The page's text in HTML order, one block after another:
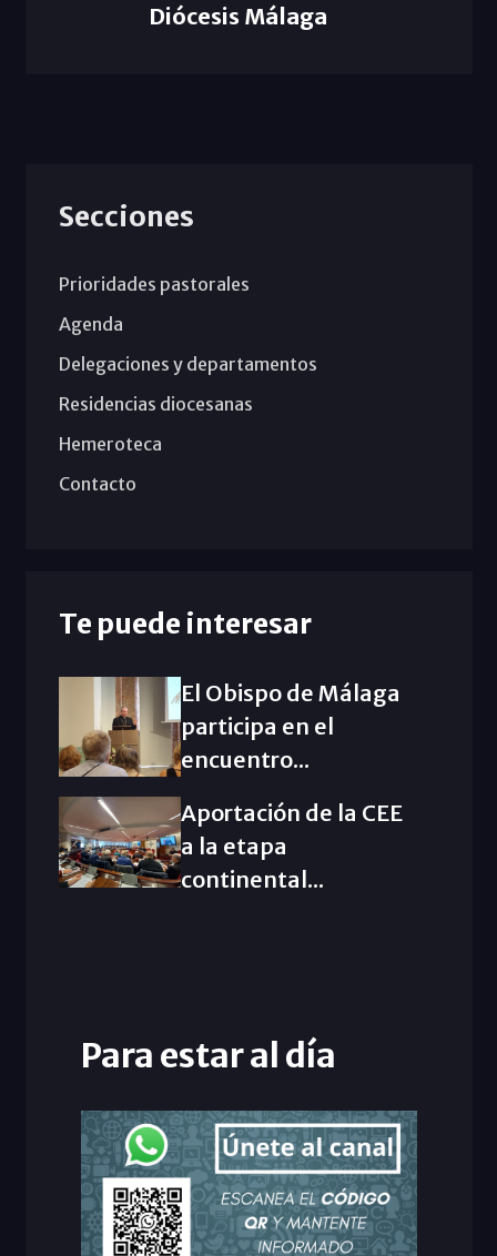
Diócesis Málaga
Secciones
Prioridades pastorales
Agenda
Delegaciones y departamentos
Residencias diocesanas
Hemeroteca
Contacto
Te puede interesar
El Obispo de Málaga
participa en el
encuentro...
Aportación de la CEE
a la etapa
continental...
Para estar al día